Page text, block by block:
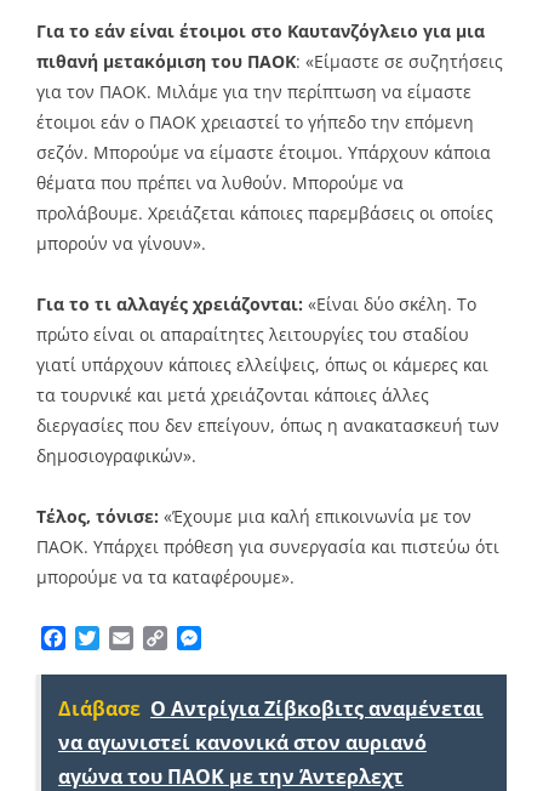
Για το εάν είναι έτοιμοι στο Καυτανζόγλειο για μια
πιθανή μετακόμιση του ΠΑΟΚ: «Είμαστε σε συζητήσεις
για τον ΠΑΟΚ. Μιλάμε για την περίπτωση να είμαστε
έτοιμοι εάν ο ΠΑΟΚ χρειαστεί το γήπεδο την επόμενη
σεζόν. Μπορούμε να είμαστε έτοιμοι. Υπάρχουν κάποια
θέματα που πρέπει να λυθούν. Μπορούμε να
προλάβουμε. Χρειάζεται κάποιες παρεμβάσεις οι οποίες
μπορούν να γίνουν».
Για το τι αλλαγές χρειάζονται: «Είναι δύο σκέλη. Το
πρώτο είναι οι απαραίτητες λειτουργίες του σταδίου
γιατί υπάρχουν κάποιες ελλείψεις, όπως οι κάμερες και
τα τουρνικέ και μετά χρειάζονται κάποιες άλλες
διεργασίες που δεν επείγουν, όπως η ανακατασκευή των
δημοσιογραφικών».
Τέλος, τόνισε: «Έχουμε μια καλή επικοινωνία με τον
ΠΑΟΚ. Υπάρχει πρόθεση για συνεργασία και πιστεύω ότι
μπορούμε να τα καταφέρουμε».
Facebook
TwitterEmailCopy
Διάβασε Ο Αντρίγια Ζίβκοβιτς αναμένεται
να αγωνιστεί κανονικά στον αυριανό
αγώνα του ΠΑΟΚ με την Άντερλεχτ